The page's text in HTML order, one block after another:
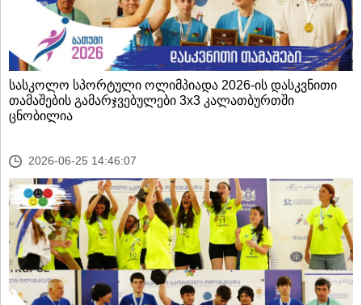
სასკოლო სპორტული ოლიმპიადა 2026-ის დასკვნითი
თამაშების გამარჯვებულები 3x3 კალათბურთში
ცნობილია
2026-06-25 14:46:07